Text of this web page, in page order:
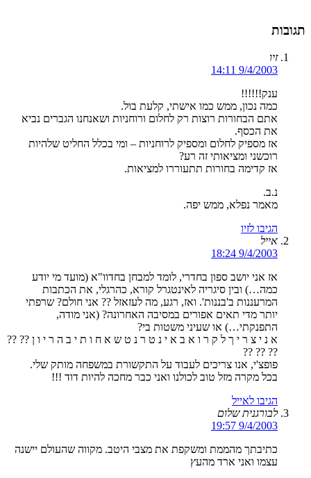
תגובות
זיו
9/4/2003 14:11
ענק!!!!!!
כמה נכון, ממש כמו אישתי, קלעת בול.
אתם הבחורות רוצות רק לחלום ורוחניות ושאנחנו הגברים נביא
את הכסף.
אז מספיק לחלום ומספיק לרוחניות – ומי בכלל החליט שלהיות
רוכשני ומציאותי זה רע?
אז קדימה בחורות תתעוררו למציאות.
נ.ב.
מאמר נפלא, ממש יפה.
הגיבו לזיו
אייל
9/4/2003 18:24
אז אני יושב ספון בחדרי, לומד למבחן בחדוו"א (מועד מי יודע
כמה…) ובין סיגריה לאינטגרל קורא, כהרגלי, את הכתבות
המרעננות ב'בננות'. ואז, רגע, מה לעזאזל ?? אני חולם? שרפתי
יותר מדי תאים אפורים במסיבה האחרונה? (אני מודה,
התפנקתי…) או שעיני משטות בי?
א נ י צ ר י ך ל ק ר ו א ב א י נ ט ר נ ט ש א ח ו ת י ב ה ר י ו ן ?? ??
?? ?? ??
פופצ'י, אנו צריכים לעבוד על התקשורת במשפחה מותק שלי.
בכל מקרה מזל טוב לכולנו ואני כבר מחכה להיות דוד !!!
הגיבו לאייל
לבורגנית שלום
9/4/2003 19:57
כתיבתך מהממת ומשקפת את מצבי היטב. מקווה שהעולם יישנה
עצמו ואני ארד מהעץ